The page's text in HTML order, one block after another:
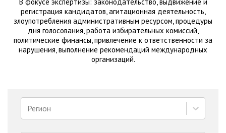
регистрация кандидатов, агитационная деятельность,
злоупотребления административным ресурсом, процедуры
дня голосования, работа избирательных комиссий,
политические финансы, привлечение к ответственности за
нарушения, выполнение рекомендаций международных
организаций.
Регион